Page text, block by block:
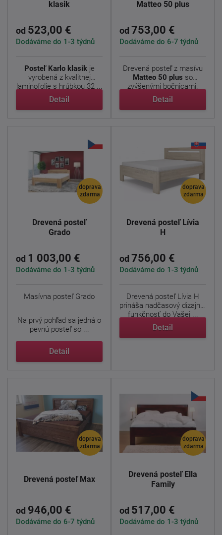
klasik
od 523,00 €
Dodáváme do 1-3 týdnů
Posteľ Karlo klasikje
vyrobená z kvalitnej
laminofolie s hrúbkou 32 ...
Detail
Matteo 50 plus
od 753,00 €
Dodáváme do 6-7 týdnů
Drevená posteľ z masívu
Matteo 50 plus so
zvýšenými bočnicami.
Jedná ...
Detail
doprava
zdarma
Drevená posteľ
Grado
od 1 003,00 €
Dodáváme do 1-3 týdnů
Masívna posteľ Grado
Na prvý pohľad sa jedná o
pevnú posteľ so ...
Detail
doprava
zdarma
Drevená posteľ Lívia
H
od 756,00 €
Dodáváme do 1-3 týdnů
Drevená posteľ Lívia H
prináša nadčasový dizajn a
funkčnosť do Vašej ...
Detail
doprava
zdarma
Drevená posteľ Max
od 946,00 €
Dodáváme do 6-7 týdnů
doprava
zdarma
Drevená posteľ Ella
Family
od 517,00 €
Dodáváme do 1-3 týdnů